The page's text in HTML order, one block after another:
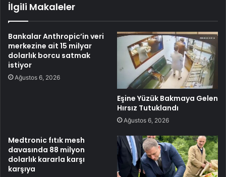
İlgili Makaleler
Bankalar Anthropic’in veri
merkezine ait 15 milyar
dolarlık borcu satmak
istiyor
Ağustos 6, 2026
Eşine Yüzük Bakmaya Gelen
Hırsız Tutuklandı
Ağustos 6, 2026
Medtronic fıtık mesh
davasında 88 milyon
dolarlık kararla karşı
karşıya